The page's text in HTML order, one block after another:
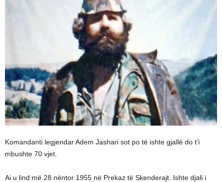
Komandanti legjendar Adem Jashari sot po të ishte gjallë do t’i
mbushte 70 vjet.
Ai u lind më 28 nëntor 1955 në Prekaz të Skenderajt. Ishte djali i